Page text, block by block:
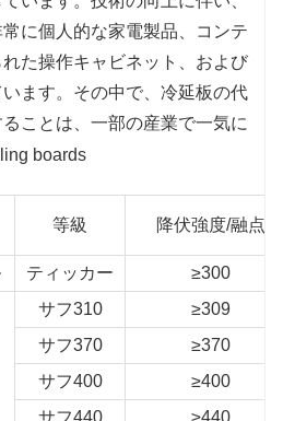
に個人的な家電製品、コンテ
た操作キャビネット、および
ます。その中で、冷延板の代
ことは、一部の産業で一気に
等級 降伏強度/融点
ティッカー ≥300
サフ310
≥309
サフ370
≥370
サフ400
≥400
サフ440
≥440